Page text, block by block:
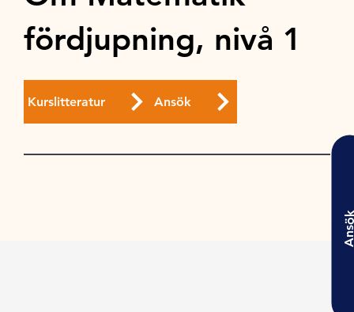
fördjupning, nivå 1
Kurslitteratur Ansök